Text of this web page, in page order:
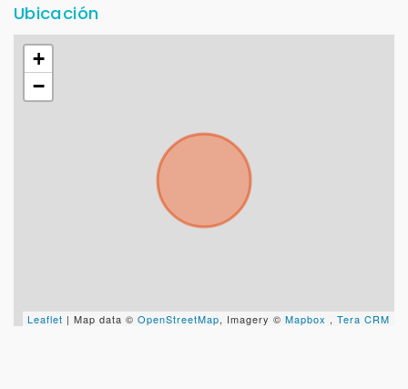
Ubicación
+
−
Leaflet | Map data © OpenStreetMap, Imagery © Mapbox , Tera CRM